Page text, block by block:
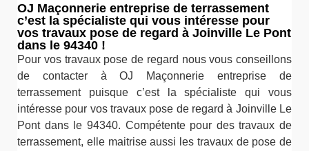
OJ Maçonnerie entreprise de terrassement
c’est la spécialiste qui vous intéresse pour
vos travaux pose de regard à Joinville Le Pont
dans le 94340 !
Pour vos travaux pose de regard nous vous conseillons
de contacter à OJ Maçonnerie entreprise de
terrassement puisque c’est la spécialiste qui vous
intéresse pour vos travaux pose de regard à Joinville Le
Pont dans le 94340. Compétente pour des travaux de
terrassement, elle maitrise aussi les travaux de pose de